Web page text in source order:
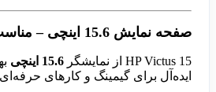
صفحه نمایش 15.6 اینچی – مناسب بازی و کار
HP Victus 15 از نمایشگر 15.6 اینچی
ایده‌آل برای گیمینگ و کارهای